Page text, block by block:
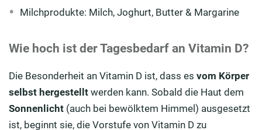
Milchprodukte: Milch, Joghurt, Butter & Margarine
Wie hoch ist der Tagesbedarf an Vitamin D?
Die Besonderheit an Vitamin D ist, dass es vom Körper
selbst hergestellt werden kann. Sobald die Haut dem
Sonnenlicht (auch bei bewölktem Himmel) ausgesetzt
ist, beginnt sie, die Vorstufe von Vitamin D zu